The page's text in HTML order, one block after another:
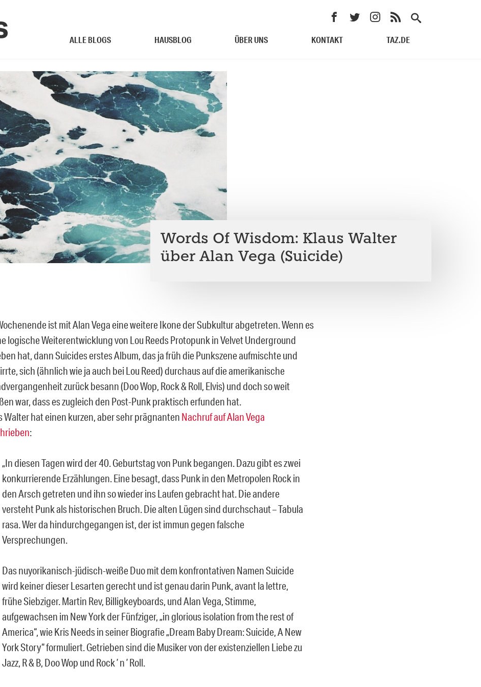
ALLE BLOGS HAUSBLOG ÜBER UNS KONTAKT TAZ.DE
Words Of Wisdom: Klaus Walter
über Alan Vega (Suicide)
ist mit Alan Vega eine weitere Ikone der Subkultur abgetreten. Wenn es
logische Weiterentwicklung von Lou Reeds Protopunk in Velvet Underground
hat, dann Suicides erstes Album, das ja früh die Punkszene aufmischte und
sich (ähnlich wie ja auch bei Lou Reed) durchaus auf die amerikanische
zurück besann (Doo Wop, Rock & Roll, Elvis) und doch so weit
war, dass es zugleich den Post-Punk praktisch erfunden hat.
Walter hat einen kurzen, aber sehr prägnanten Nachruf auf Alan Vega
:
„In diesen Tagen wird der 40. Geburtstag von Punk begangen. Dazu gibt es zwei
konkurrierende Erzählungen. Eine besagt, dass Punk in den Metropolen Rock in
den Arsch getreten und ihn so wieder ins Laufen gebracht hat. Die andere
versteht Punk als historischen Bruch. Die alten Lügen sind durchschaut – Tabula
rasa. Wer da hindurchgegangen ist, der ist immun gegen falsche
Versprechungen.
Das nuyorikanisch-jüdisch-weiße Duo mit dem konfrontativen Namen Suicide
wird keiner dieser Lesarten gerecht und ist genau darin Punk, avant la lettre,
frühe Siebziger. Martin Rev, Billigkeyboards, und Alan Vega, Stimme,
aufgewachsen im New York der Fünfziger, „in glorious isolation from the rest of
America“, wie Kris Needs in seiner Biografie „Dream Baby Dream: Suicide, A New
York Story“ formuliert. Getrieben sind die Musiker von der existenziellen Liebe zu
Jazz, R & B, Doo Wop und Rock ’ n ’ Roll.